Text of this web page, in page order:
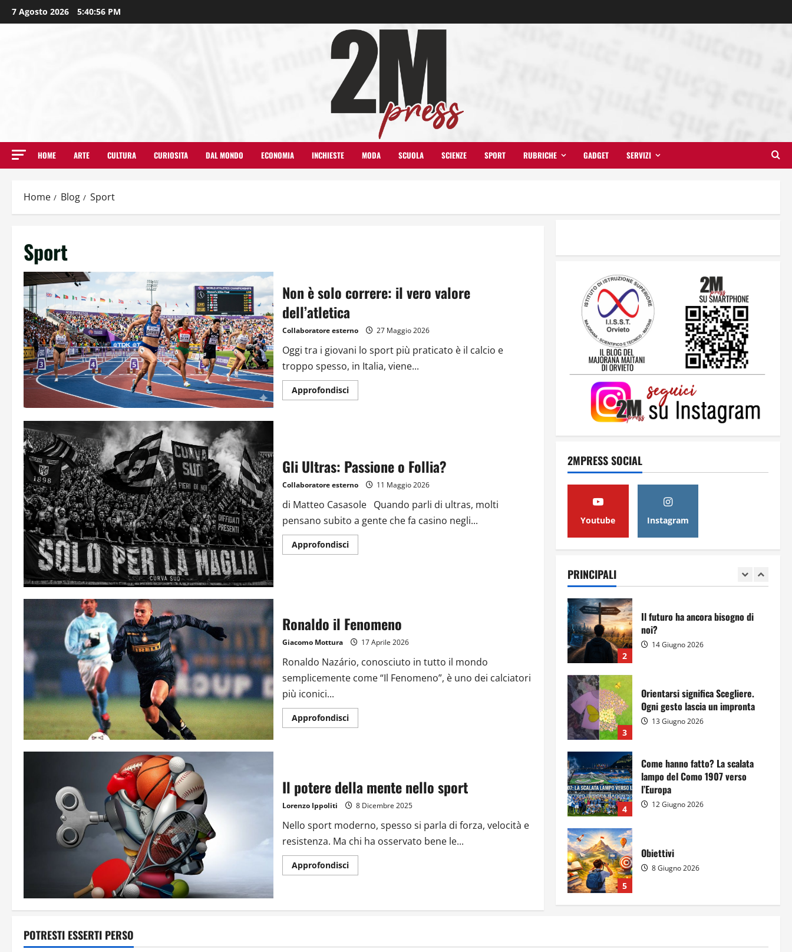
7 Agosto 2026 5:40:57 PM
HOME ARTE CULTURA CURIOSITA DAL MONDO ECONOMIA INCHIESTE MODA SCUOLA SCIENZE SPORT RUBRICHE GADGET SERVIZI
Home Blog Sport
Sport
Non è solo correre: il vero valore
dell’atletica
Collaboratore esterno 27 Maggio 2026
Oggi tra i giovani lo sport più praticato è il calcio e
troppo spesso, in Italia, viene...
Approfondisci
Gli Ultras: Passione o Follia?
Collaboratore esterno 11 Maggio 2026
di Matteo Casasole Quando parli di ultras, molti
pensano subito a gente che fa casino negli...
Approfondisci
Ronaldo il Fenomeno
Giacomo Mottura 17 Aprile 2026
Ronaldo Nazário, conosciuto in tutto il mondo
semplicemente come “Il Fenomeno”, è uno dei calciatori
più iconici...
Approfondisci
Il potere della mente nello sport
Lorenzo Ippoliti 8 Dicembre 2025
Nello sport moderno, spesso si parla di forza, velocità e
resistenza. Ma chi ha osservato bene le...
Approfondisci
2MPRESS SOCIAL
Youtube Instagram
PRINCIPALI
2
3
Orientarsi significa Scegliere.
Ogni gesto lascia un impronta
13 Giugno 2026
4
lampo del Como 1907 verso
l’Europa
12 Giugno 2026
Obiettivi
8 Giugno 2026
il Majorana-Maitani al Festival
2
Il futuro ha ancora bisogno di
noi?
14 Giugno 2026
3
Orientarsi significa Scegliere.
Ogni gesto lascia un impronta
13 Giugno 2026
4
Come hanno fatto? La scalata
lampo del Como 1907 verso
l’Europa
12 Giugno 2026
5
Obiettivi
8 Giugno 2026
POTRESTI ESSERTI PERSO